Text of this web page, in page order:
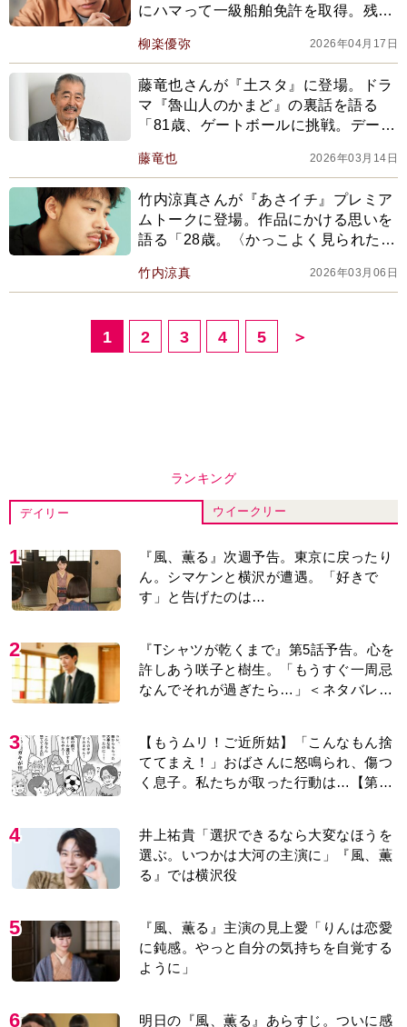
にハマって一級船舶免許を取得。残る
ない」
柳楽優弥 2026年04月17日
藤竜也さんが『土スタ』に登場。ドラ
マ『魯山人のかまど』の裏話を語る
「81歳、ゲートボールに挑戦。デート
活に。人生で一番大きな出来事は妻と
藤竜也 2026年03月14日
竹内涼真さんが『あさイチ』プレミア
ムトークに登場。作品にかける思いを
語る「28歳。〈かっこよく見られた
竹内涼真 2026年03月06日
1 2 3 4 5 ＞
1
『風、薫る』次週予告。東京に戻ったり
す」と告げたのは…
2
『Tシャツが乾くまで』第5話予告。心を
なんでそれが過ぎたら…」＜ネタバレあ
り＞
3
【もうムリ！ご近所姑】「こんなもん捨
く息子。私たちが取った行動は…【第3
話】
4
井上祐貴「選択できるなら大変なほうを
る』では横沢役
5
『風、薫る』主演の見上愛「りんは恋愛
ように」
6
明日の『風、薫る』あらすじ。ついに感
る＜ネタバレあり＞